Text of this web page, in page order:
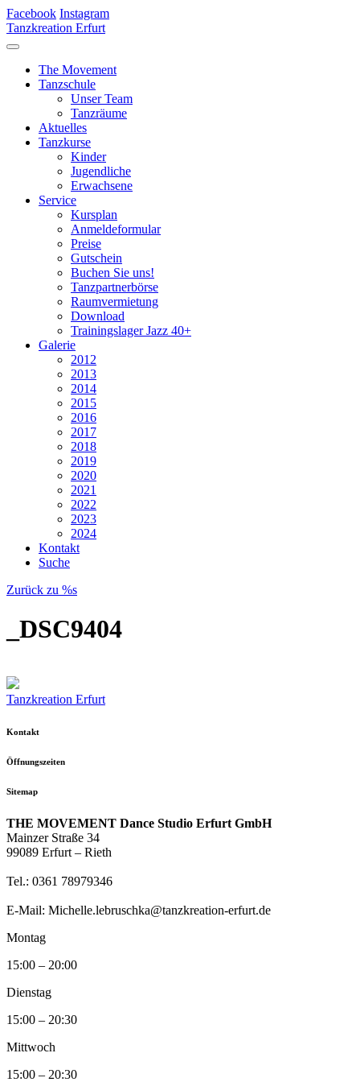
Facebook Instagram
Tanzkreation Erfurt
The Movement
Tanzschule
Unser Team
Tanzräume
Aktuelles
Tanzkurse
Kinder
Jugendliche
Erwachsene
Service
Kursplan
Anmeldeformular
Preise
Gutschein
Buchen Sie uns!
Tanzpartnerbörse
Raumvermietung
Download
Trainingslager Jazz 40+
Galerie
2012
2013
2014
2015
2016
2017
2018
2019
2020
2021
2022
2023
2024
Kontakt
Suche
Zurück zu %s
_DSC9404
Tanzkreation Erfurt
Kontakt
Öffnungszeiten
Sitemap
THE MOVEMENT Dance Studio Erfurt GmbH
Mainzer Straße 34
99089 Erfurt – Rieth
Tel.: 0361 78979346
E-Mail: Michelle.lebruschka@tanzkreation-erfurt.de
Montag
15:00 – 20:00
Dienstag
15:00 – 20:30
Mittwoch
15:00 – 20:30